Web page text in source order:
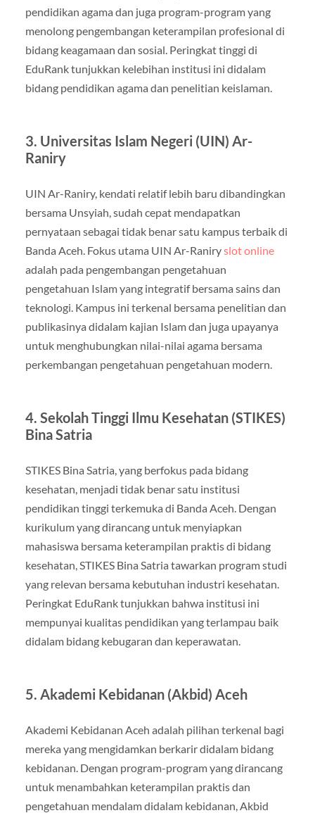
pendidikan agama dan juga program-program yang
menolong pengembangan keterampilan profesional di
bidang keagamaan dan sosial. Peringkat tinggi di
EduRank tunjukkan kelebihan institusi ini didalam
bidang pendidikan agama dan penelitian keislaman.
3. Universitas Islam Negeri (UIN) Ar-
Raniry
UIN Ar-Raniry, kendati relatif lebih baru dibandingkan
bersama Unsyiah, sudah cepat mendapatkan
pernyataan sebagai tidak benar satu kampus terbaik di
Banda Aceh. Fokus utama UIN Ar-Raniryslot online
adalah pada pengembangan pengetahuan
pengetahuan Islam yang integratif bersama sains dan
teknologi. Kampus ini terkenal bersama penelitian dan
publikasinya didalam kajian Islam dan juga upayanya
untuk menghubungkan nilai-nilai agama bersama
perkembangan pengetahuan pengetahuan modern.
4. Sekolah Tinggi Ilmu Kesehatan (STIKES)
Bina Satria
STIKES Bina Satria, yang berfokus pada bidang
kesehatan, menjadi tidak benar satu institusi
pendidikan tinggi terkemuka di Banda Aceh. Dengan
kurikulum yang dirancang untuk menyiapkan
mahasiswa bersama keterampilan praktis di bidang
kesehatan, STIKES Bina Satria tawarkan program studi
yang relevan bersama kebutuhan industri kesehatan.
Peringkat EduRank tunjukkan bahwa institusi ini
mempunyai kualitas pendidikan yang terlampau baik
didalam bidang kebugaran dan keperawatan.
5. Akademi Kebidanan (Akbid) Aceh
Akademi Kebidanan Aceh adalah pilihan terkenal bagi
mereka yang mengidamkan berkarir didalam bidang
kebidanan. Dengan program-program yang dirancang
untuk menambahkan keterampilan praktis dan
pengetahuan mendalam didalam kebidanan, Akbid